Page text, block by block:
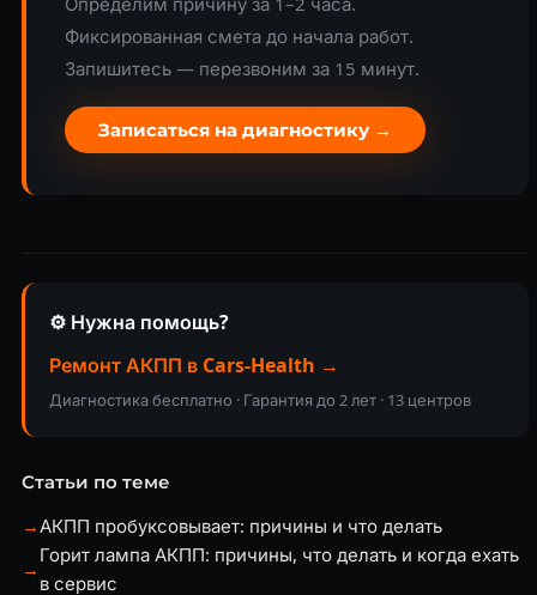
Фиксированная смета до начала работ.
Запишитесь — перезвоним за 15 минут.
Записаться на диагностику →
⚙️ Нужна помощь?
Ремонт АКПП в Cars-Health →
Диагностика бесплатно · Гарантия до 2 лет · 13 центров
Статьи по теме
→АКПП пробуксовывает: причины и что делать
→
Горит лампа АКПП: причины, что делать и когда ехать
в сервис